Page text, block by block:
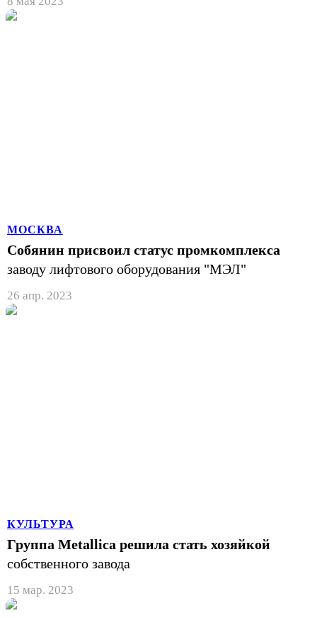
МОСКВА
Собянин присвоил статус промкомплекса
заводу лифтового оборудования "МЭЛ"
26 апр. 2023
КУЛЬТУРА
Группа Metallica решила стать хозяйкой
собственного завода
15 мар. 2023